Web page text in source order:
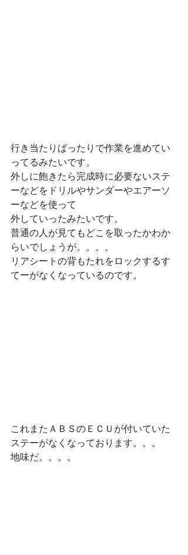
行き当たりばったりで作業を進めてい
ってるみたいです。
外しに飽きたら完成時に必要ないステ
ーなどをドリルやサンダーやエアーソ
ーなどを使って
外していったみたいです。
普通の人が見てもどこを取ったかわか
らいでしょうが。。。。
リアシートの背もたれをロックするす
てーがなくなっているのです。
これまたＡＢＳのＥＣＵが付いていた
ステーがなくなっております。。。
地味だ。。。。